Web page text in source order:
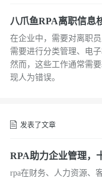
八爪鱼RPA离职信息
在企业中，需要对离职
需要进行分类管理、电
然而，这些工作通常需
现人为错误。
发表了文章
RPA助力企业管理，
rpa在财务、人力资源、